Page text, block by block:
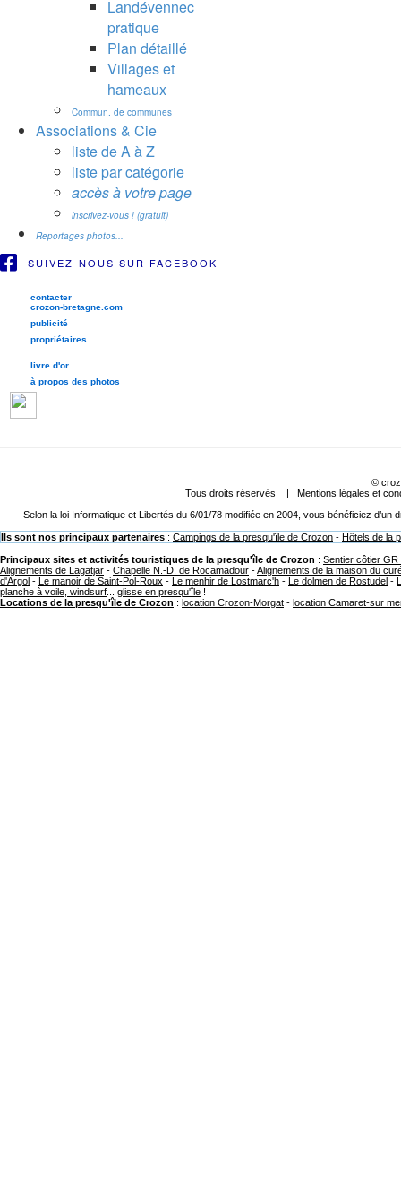
Landévennec
pratique
Plan détaillé
Villages et
hameaux
Commun. de communes
Associations & Cie
liste de A à Z
liste par catégorie
accès à votre page
inscrivez-vous ! (gratuit)
Reportages photos...
SUIVEZ-NOUS SUR FACEBOOK
contacter
crozon-bretagne.com
publicité
propriétaires...
livre d'or
à propos des photos
©
Tous droits réservés | Mentions légales et
Selon la loi Informatique et Libertés du 6/01/78 modifiée en 2004, vous bénéficiez
Ils sont nos principaux partenaires : Campings de la presqu'île de Crozon - Hôtels de la
Principaux sites et activités touristiques de la presqu'île de Crozon : Sentier côtier GR
Alignements de Lagatjar - Chapelle N.-D. de Rocamadour -Alignements de la maison du
d'Argol - Le manoir de Saint-Pol-Roux - Le menhir de Lostmarc'h - Le dolmen de Rostudel -
planche à voile, windsurf
glisse en presqu'île !
Locations de la presqu'île de Crozon : location Crozon-Morgat - location Camaret-sur